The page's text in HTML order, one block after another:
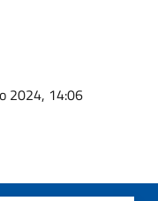
2024, 14:06